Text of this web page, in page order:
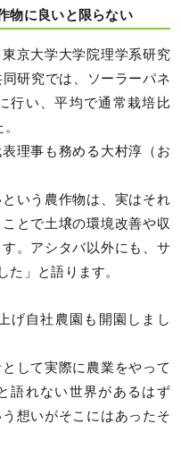
物に良いと限らない
京大学大学院理学系研究
研究では、ソーラーパネ
行い、平均で通常栽培比
理事も務める大村淳（お
いう農作物は、実はそれ
とで土壌の環境改善や収
。アシタバ以外にも、サ
た」と語ります。
げ自社農園も開園しまし
して実際に農業をやって
語れない世界があるはず
想いがそこにはあったそ